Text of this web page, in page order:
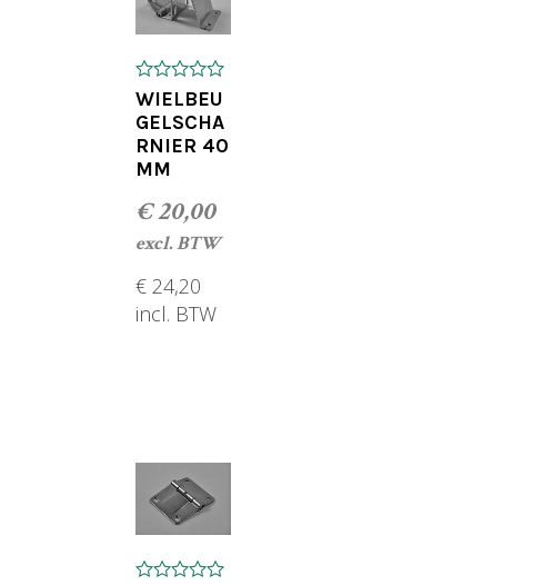
0
o
u
t
o
f
WIELBEU
GELSCHA
RNIER 40
MM
€20,00
excl. BTW
€24,20
incl. BTW